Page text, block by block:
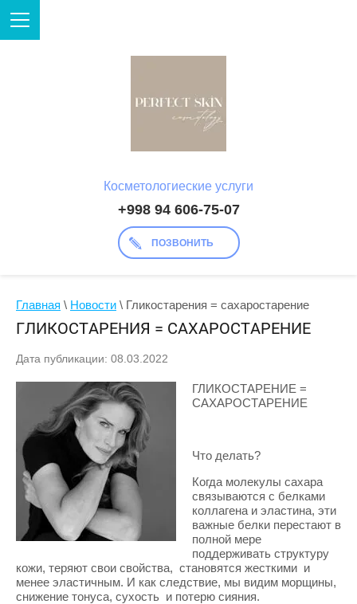
Косметологиеские услуги
+998 94 606-75-07
ПОЗВОНИТЬ
Главная \ Новости \ Гликостарения = сахаростарение
ГЛИКОСТАРЕНИЯ = САХАРОСТАРЕНИЕ
Дата публикации: 08.03.2022
ГЛИКОСТАРЕНИЕ =
САХАРОСТАРЕНИЕ
Что делать?
Когда молекулы сахара
связываются с белками
коллагена и эластина, эти
важные белки перестают в
полной мере
поддерживать структуру
кожи, теряют свои свойства, становятся жесткими и
менее эластичным. И как следствие, мы видим морщины,
снижение тонуса, сухость и потерю сияния.